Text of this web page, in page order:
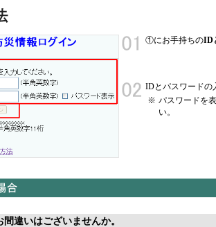
①にお手持ちのID
IDとパスワードの
※ パスワードを
い。
違いはございませんか。